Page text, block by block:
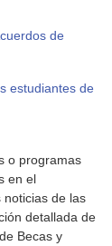
de
estudiantes de
o programas
en el
noticias de las
detallada de
Becas y